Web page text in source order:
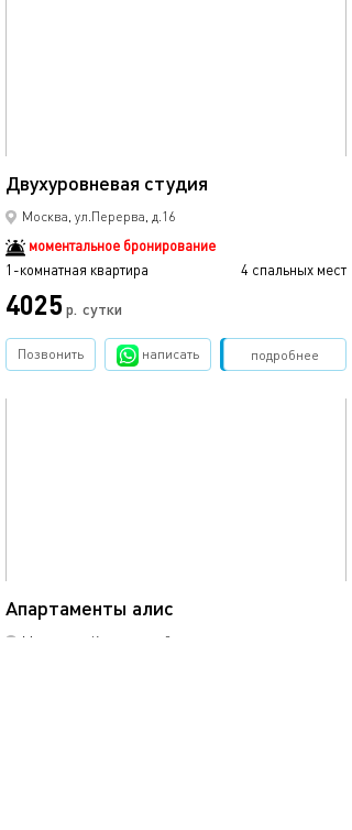
Двухуровневая студия
Москва, ул.Перерва, д.16
моментальное бронирование
1-комнатная квартира
4 спальных мест
4025р. сутки
подробнее
Позвонить написать Забронировать
Апартаменты алис
Москва, ул.Кольская, д.8